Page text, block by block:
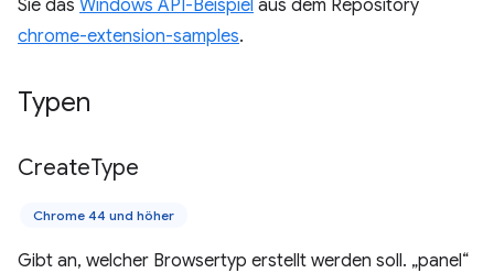
Sie das Windows API-Beispiel aus dem Repository
chrome-extension-samples.
Typen
CreateType
Chrome 44 und höher
Gibt an, welcher Browsertyp erstellt werden soll. „panel“